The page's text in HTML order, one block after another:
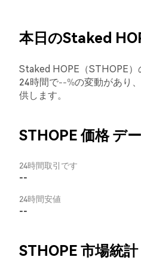
本日のStaked
Staked HOPE（STHOPE
24時間で--%の変動があり
供します。
STHOPE 価格 デ
24時間取引です
--
24時間安値
--
STHOPE 市場統計